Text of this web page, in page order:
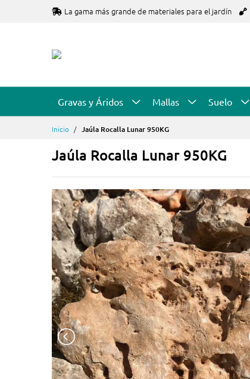
La gama más grande de materiales para el jardín
Gravas y Áridos Mallas Suelo
Inicio Jaúla Rocalla Lunar 950KG
Jaúla Rocalla Lunar 950KG